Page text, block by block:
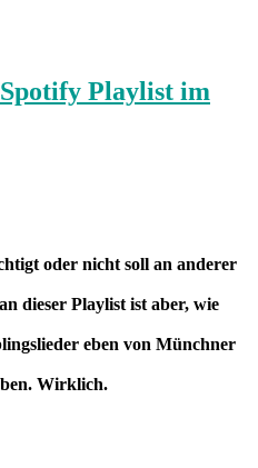
Playlist im
oder nicht soll an anderer
dieser Playlist ist aber, wie
eben von Münchner
Wirklich.